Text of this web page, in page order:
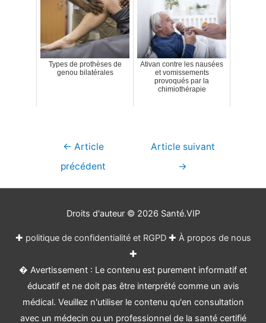
Types de prothèses de
genou bilatérales
Ativan contre les nausées
et vomissements
provoqués par la
chimiothérapie
Navigation
← Article
précédent
Article suivant
→
Droits d'auteur © 2026 Santé.VIP
✚ politique de confidentialité et RGPD✚ À propos de nous
✚
� Avertissement : Le contenu est purement informatif et
éducatif et ne doit pas être interprété comme un avis
médical. Veuillez n'utiliser le contenu qu'en consultation
avec un médecin ou un professionnel de la santé certifié